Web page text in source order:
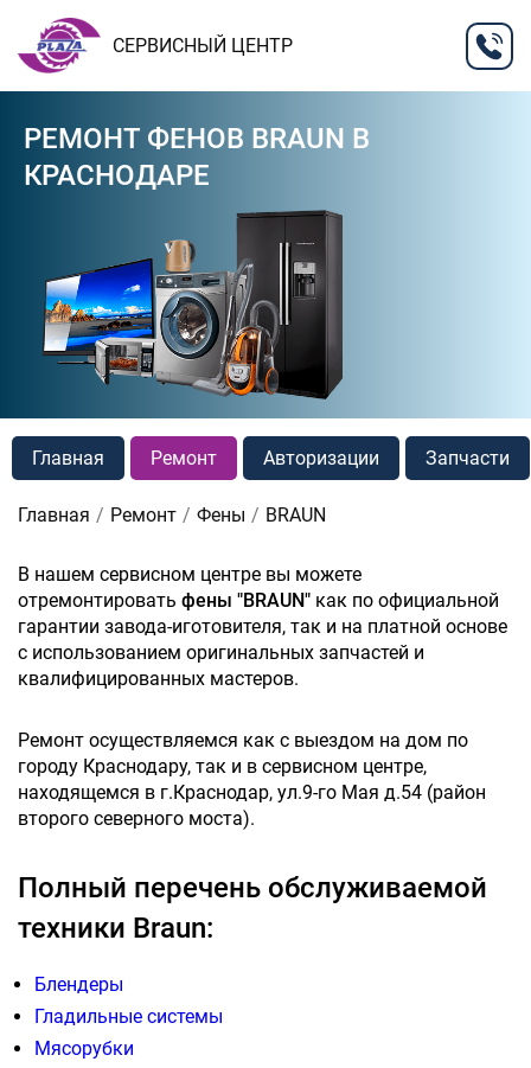
СЕРВИСНЫЙ ЦЕНТР
РЕМОНТ ФЕНОВ BRAUN В
КРАСНОДАРЕ
Главная Ремонт Авторизации Запчасти
Главная Ремонт Фены BRAUN
В нашем сервисном центре вы можете
отремонтировать фены "BRAUN" как по официальной
гарантии завода-иготовителя, так и на платной основе
с использованием оригинальных запчастей и
квалифицированных мастеров.
Ремонт осуществляемся как с выездом на дом по
городу Краснодару, так и в сервисном центре,
находящемся в г.Краснодар, ул.9-го Мая д.54 (район
второго северного моста).
Полный перечень обслуживаемой
техники Braun:
Блендеры
Гладильные системы
Мясорубки